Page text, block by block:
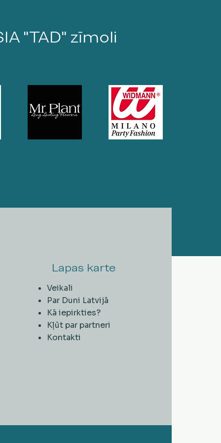
"TAD" zīmoli
Lapas karte
Veikali
Par Duni Latvijā
Kā iepirkties?
Kļūt par partneri
Kontakti